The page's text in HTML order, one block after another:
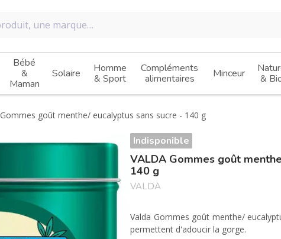
Bébé
&
Maman
Solaire
Homme
& Sport
Compléments
alimentaires
Minceur
&
Gommes goût menthe/ eucalyptus sans sucre - 140 g
Indisponible
VALDA Gommes goût
140 g
VALDA
Valda Gommes goût menthe/
permettent d'adoucir la gorge.